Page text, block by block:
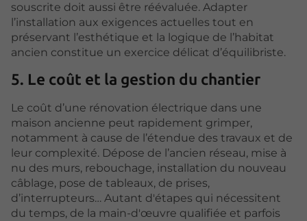
souscrite doit aussi être réévaluée. Adapter
l’installation aux exigences actuelles tout en
préservant l’esthétique et la logique de l’habitat
ancien constitue un exercice délicat d’équilibriste.
5. Le coût et la gestion du chantier
Le coût d’une rénovation électrique dans une
maison ancienne peut rapidement grimper,
notamment à cause de l’étendue des travaux et de
leur complexité. Dépose de l’ancien réseau, mise à
nu des murs, rebouchage, installation du nouveau
câblage, pose de tableaux, de prises,
d’interrupteurs… Autant d'étapes qui nécessitent
du temps, de la main-d'œuvre qualifiée et parfois